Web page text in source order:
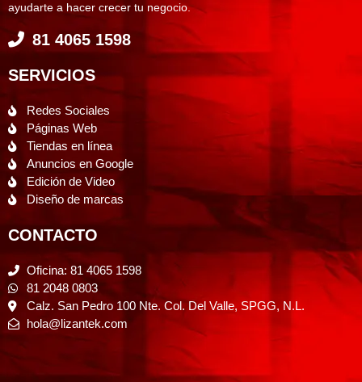
ayudarte a hacer crecer tu negocio.
81 4065 1598
SERVICIOS
Redes Sociales
Páginas Web
Tiendas en línea
Anuncios en Google
Edición de Video
Diseño de marcas
CONTACTO
Oficina: 81 4065 1598
81 2048 0803
Calz. San Pedro 100 Nte. Col. Del Valle, SPGG, N.L.
hola@lizantek.com